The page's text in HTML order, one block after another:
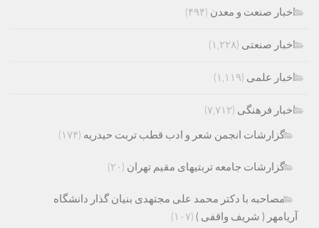
اخبار صنعت و معدن (۴۹۴)
اخبار صنعتی (۱,۲۲۸)
اخبار علمی (۱,۱۱۹)
اخبار فرهنگی (۷,۷۱۲)
گزارشات انجمن شعر و ادب قطب تربت حیدریه (۱۷۴)
گزارشات جامعه تربتیهای مقیم تهران (۲۰)
مصاحبه با دکتر محمد علی مجتهدی بنیان گذار دانشگاه
آریامهر ( شریف واقفی ) (۱۰۷)